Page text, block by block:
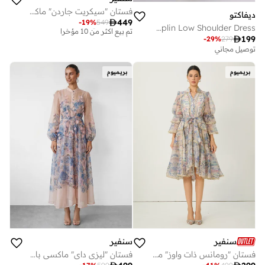
ديفاكتو
Poplin Low Shoulder Dress
199
279
-29%
توصيل مجاني
فستان "سيكريت جاردن" ماكسي باللون الوردي بطبعة الزهور وأكمام طويلة
449
549
-19%
توصيل مجاني
بريميوم
سنفير
فستان "رومانس ذات واوز" ميدي بأكمام ذات طبقات وطبعة زهور متنوعة
بريميوم
سنفير
فستان "ليزي داي" ماكسي باللون الأزرق بطبعة الزهور وبأكمام طويلة